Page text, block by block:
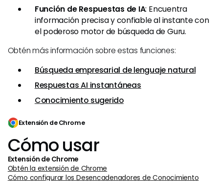
Función de Respuestas de IA: Encuentra
información precisa y confiable al instante con
el poderoso motor de búsqueda de Guru.
Obtén más información sobre estas funciones:
Búsqueda empresarial de lenguaje natural
Respuestas AI instantáneas
Conocimiento sugerido
Extensión de Chrome
Cómo usar
Extensión de Chrome
Obtén la extensión de Chrome
Cómo configurar los Desencadenadores de Conocimiento